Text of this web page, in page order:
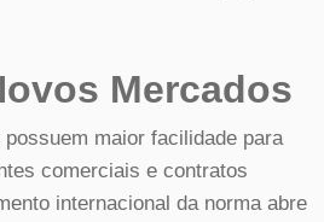
Mercados
maior facilidade para
comerciais e contratos
internacional da norma abre